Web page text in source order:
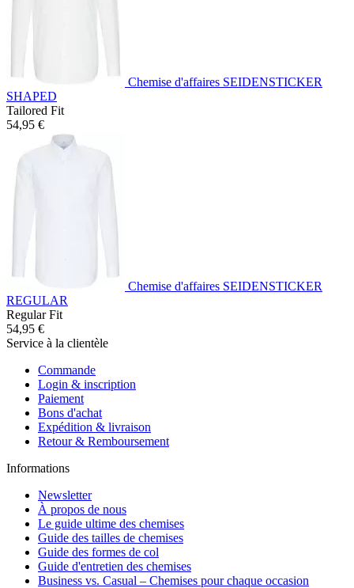
Chemise d'affaires SEIDENSTICKER
SHAPED
Tailored Fit
54,95 €
Chemise d'affaires SEIDENSTICKER
REGULAR
Regular Fit
54,95 €
Service à la clientèle
Commande
Login & inscription
Paiement
Bons d'achat
Expédition & livraison
Retour & Remboursement
Informations
Newsletter
À propos de nous
Le guide ultime des chemises
Guide des tailles de chemises
Guide des formes de col
Guide d'entretien des chemises
Business vs. Casual – Chemises pour chaque occasion